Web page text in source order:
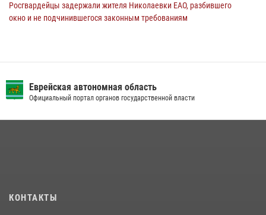
Росгвардейцы задержали жителя Николаевки ЕАО, разбившего
окно и не подчинившегося законным требованиям
07 июля 2026, 06:28
21 июля 2026, 04:18
Еврейская автономная область
Официальный портал органов государственной власти
КОНТАКТЫ